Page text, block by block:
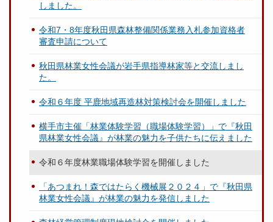
しました。
令和7・8年度秋田県森林整備関係業務入札参加資格者
審査申請について
秋田県林業女性会議が岩手県指導林家等と交流しまし
た。
令和６年度 平鹿地域再造林対策検討会を開催しました
横手市主催「林業体験学習（職場体験学習）」で『秋田
県林業女性会議』が林業の魅力を子供たちに伝えました
令和６年度林業職場体験学習を開催しました
「あつまれ！森ではたらく機械展２０２４」で『秋田県
林業女性会議』が林業の魅力を発信しました